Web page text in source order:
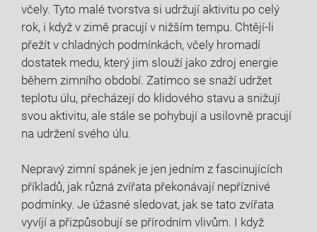
včely. Tyto malé tvorstva si udržují aktivitu po celý
rok, i když v zimě pracují v nižším tempu. Chtějí-li
přežít v chladných podmínkách, včely hromadí
dostatek medu, který jim slouží jako zdroj energie
během zimního období. Zatímco se snaží udržet
teplotu úlu, přecházejí do klidového stavu a snižují
svou aktivitu, ale stále se pohybují a usilovně pracují
na udržení svého úlu.
Nepravý zimní spánek je jen jedním z fascinujících
příkladů, jak různá zvířata překonávají nepříznivé
podmínky. Je úžasné sledovat, jak se tato zvířata
vyvíjí a přizpůsobují se přírodním vlivům. I když